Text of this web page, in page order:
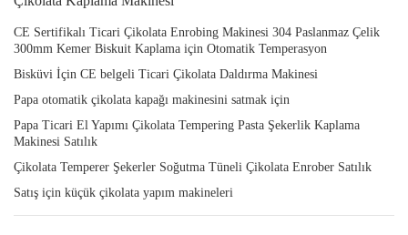
CE Sertifikalı Ticari Çikolata Enrobing Makinesi 304 Paslanmaz Çelik
300mm Kemer Biskuit Kaplama için Otomatik Temperasyon
Bisküvi İçin CE belgeli Ticari Çikolata Daldırma Makinesi
Papa otomatik çikolata kapağı makinesini satmak için
Papa Ticari El Yapımı Çikolata Tempering Pasta Şekerlik Kaplama
Makinesi Satılık
Çikolata Temperer Şekerler Soğutma Tüneli Çikolata Enrober Satılık
Satış için küçük çikolata yapım makineleri